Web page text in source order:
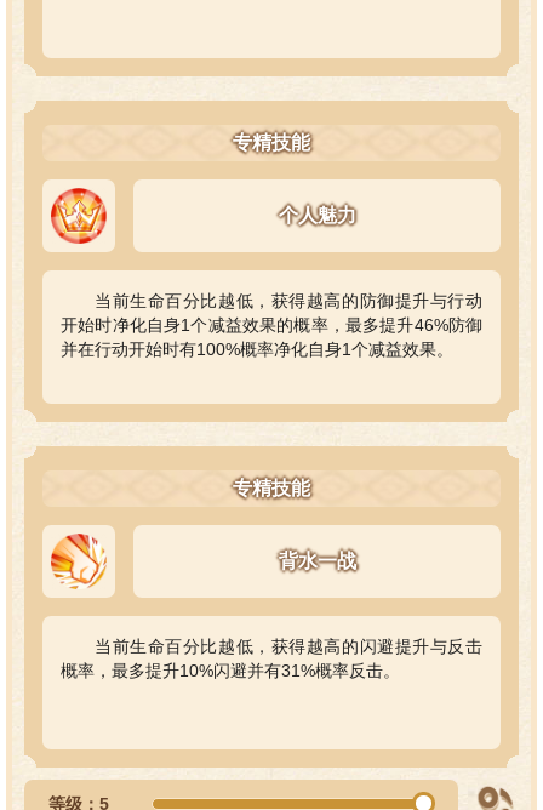
专精技能
个人魅力
当前生命百分比越低，获得越高的防御提升与行动
开始时净化自身1个减益效果的概率，最多提升46%防御
并在行动开始时有100%概率净化自身1个减益效果。
专精技能
背水一战
当前生命百分比越低，获得越高的闪避提升与反击
概率，最多提升10%闪避并有31%概率反击。
等级：5